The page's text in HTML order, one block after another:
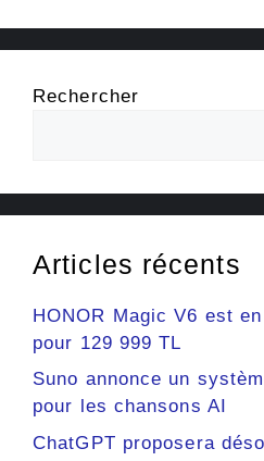
Rechercher
Articles récents
HONOR Magic V6 est
pour 129 999 TL
Suno annonce un
pour les chansons AI
ChatGPT proposera